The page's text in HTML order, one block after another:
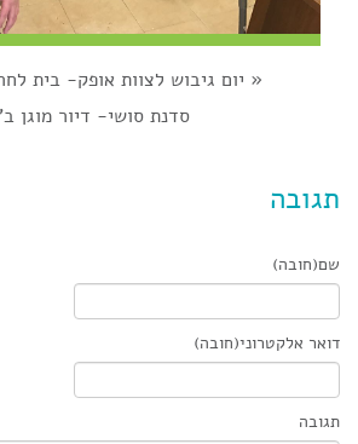
« יום גיבוש לצוות אופק- בית
סדנת סושי- דיור מוגן
תגובה
שם(חובה)
דואר אלקטרוני(חובה)
תגובה